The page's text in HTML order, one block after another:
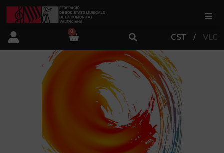
FSMCV
Áreas de gestión
Área artística
0
CST VLC